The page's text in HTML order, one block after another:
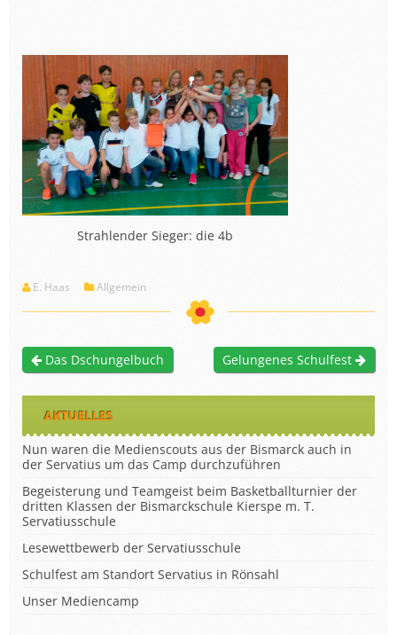
Strahlender Sieger: die 4b
E. Haas Allgemein
Das Dschungelbuch Gelungenes Schulfest
AKTUELLES
Nun waren die Medienscouts aus der Bismarck auch in
der Servatius um das Camp durchzuführen
Begeisterung und Teamgeist beim Basketballturnier der
dritten Klassen der Bismarckschule Kierspe m. T.
Servatiusschule
Lesewettbewerb der Servatiusschule
Schulfest am Standort Servatius in Rönsahl
Unser Mediencamp